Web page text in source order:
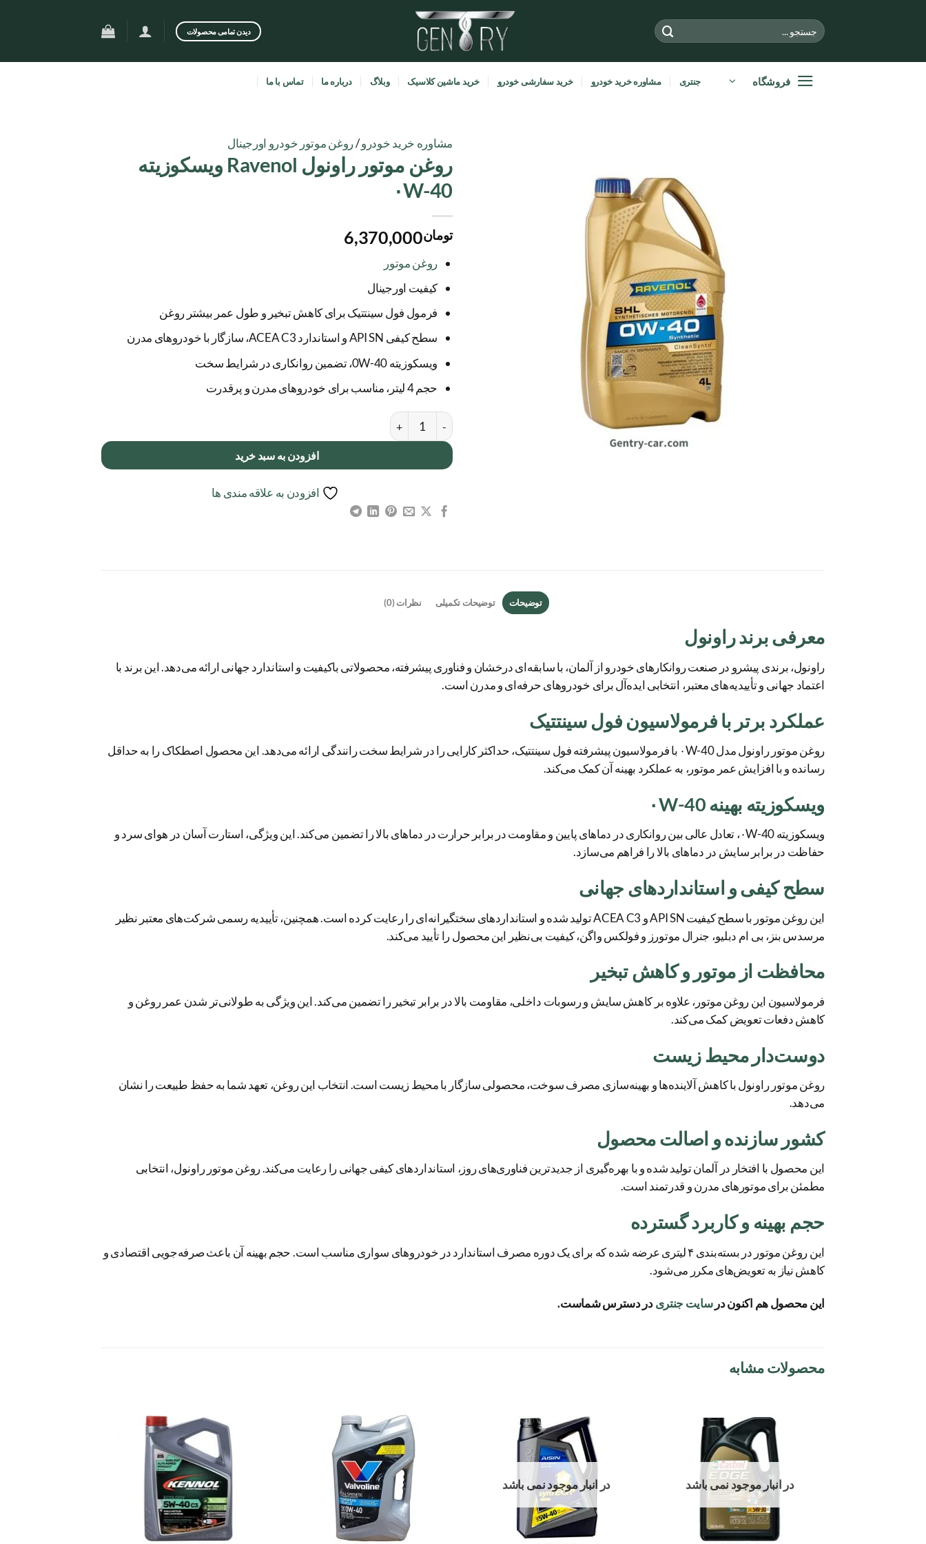
جستجو
برای:
دیدن تمامی محصولات
فروشگاه جنتری مشاوره خرید خودرو خرید سفارشی خودرو خرید ماشین کلاسیک وبلاگ درباره ما تماس با ما
مشاوره خرید خودرو/روغن موتور خودرو اورجینال
روغن موتور راونول Ravenol ویسکوزیته
۰W-40
تومان6,370,000
روغن موتور
کیفیت اورجینال
فرمول فول سینتتیک برای کاهش تبخیر و طول عمر بیشتر روغن
سطح کیفی API SN و استاندارد ACEA C3، سازگار با خودروهای مدرن
ویسکوزیته 0W-40، تضمین روانکاری در شرایط سخت
حجم 4 لیتر، مناسب برای خودروهای مدرن و پرقدرت
روغن موتور راونول Ravenol ویسکوزیته 0W-40 عدد
افزودن به سبد خرید
افزودن به علاقه مندی ها
توضیحات توضیحات تکمیلی نظرات (0)
معرفی برند راونول
راونول، برندی پیشرو در صنعت روانکارهای خودرو از آلمان، با سابقه‌ای درخشان و فناوری پیشرفته، محصولاتی باکیفیت و استاندارد جهانی ارائه می‌دهد. این برند با
اعتماد جهانی و تأییدیه‌های معتبر، انتخابی ایده‌آل برای خودروهای حرفه‌ای و مدرن است.
عملکرد برتر با فرمولاسیون فول سینتتیک
روغن موتور راونول مدل ۰W-40 با فرمولاسیون پیشرفته فول سینتتیک، حداکثر کارایی را در شرایط سخت رانندگی ارائه می‌دهد. این محصول اصطکاک را به حداقل
رسانده و با افزایش عمر موتور، به عملکرد بهینه آن کمک می‌کند.
ویسکوزیته بهینه ۰W-40
ویسکوزیته ۰W-40، تعادل عالی بین روانکاری در دماهای پایین و مقاومت در برابر حرارت در دماهای بالا را تضمین می‌کند. این ویژگی، استارت آسان در هوای سرد و
حفاظت در برابر سایش در دماهای بالا را فراهم می‌سازد.
سطح کیفی و استانداردهای جهانی
این روغن موتور با سطح کیفیت API SN و ACEA C3 تولید شده و استانداردهای سختگیرانه‌ای را رعایت کرده است. همچنین، تأییدیه رسمی شرکت‌های معتبر نظیر
مرسدس بنز، بی ‌ام ‌دبلیو، جنرال موتورز و فولکس واگن، کیفیت بی‌نظیر این محصول را تأیید می‌کند.
محافظت از موتور و کاهش تبخیر
فرمولاسیون این روغن موتور، علاوه بر کاهش سایش و رسوبات داخلی، مقاومت بالا در برابر تبخیر را تضمین می‌کند. این ویژگی به طولانی‌تر شدن عمر روغن و
کاهش دفعات تعویض کمک می‌کند.
دوست‌دار محیط زیست
روغن موتور راونول با کاهش آلاینده‌ها و بهینه‌سازی مصرف سوخت، محصولی سازگار با محیط زیست است. انتخاب این روغن، تعهد شما به حفظ طبیعت را نشان
می‌دهد.
کشور سازنده و اصالت محصول
این محصول با افتخار در آلمان تولید شده و با بهره‌گیری از جدیدترین فناوری‌های روز، استانداردهای کیفی جهانی را رعایت می‌کند. روغن موتور راونول، انتخابی
مطمئن برای موتورهای مدرن و قدرتمند است.
حجم بهینه و کاربرد گسترده
این روغن موتور در بسته‌بندی ۴ لیتری عرضه شده که برای یک دوره مصرف استاندارد در خودروهای سواری مناسب است. حجم بهینه آن باعث صرفه‌جویی اقتصادی و
کاهش نیاز به تعویض‌های مکرر می‌شود.
این محصول هم اکنون درسایت جنتریدر دسترس شماست.
محصولات مشابه
در انبار موجود نمی باشد در انبار موجود نمی باشد